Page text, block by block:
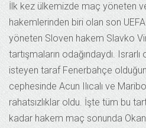
İlk kez ülkemizde maç yöneten ve
hakemlerinden biri olan son
yöneten Sloven hakem Slavko
tartışmaların odağındaydı.
isteyen taraf Fenerbahçe
cephesinde Acun Ilıcalı ve
rahatsızlıklar oldu. İşte tüm bu
kadar hakem maç sonunda